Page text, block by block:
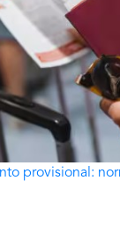
provisional: